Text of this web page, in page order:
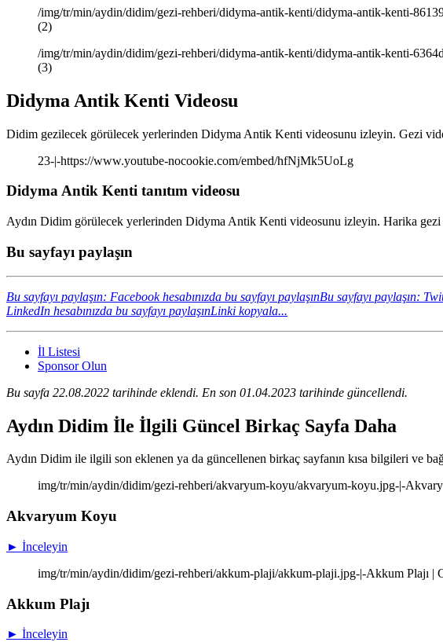
/img/tr/min/aydin/didim/gezi-rehberi/didyma-antik-kenti/didyma-antik-kenti-
(2)
/img/tr/min/aydin/didim/gezi-rehberi/didyma-antik-kenti/didyma-antik-kenti-
(3)
Didyma Antik Kenti Videosu
Didim gezilecek görülecek yerlerinden Didyma Antik Kenti videosunu izleyin. Gezi
23-|-https://www.youtube-nocookie.com/embed/hfNjMk5UoLg
Didyma Antik Kenti tanıtım videosu
Aydın Didim görülecek yerlerinden Didyma Antik Kenti videosunu izleyin. Harika gezi
Bu sayfayı paylaşın
Bu sayfayı paylaşın: Facebook hesabınızda bu sayfayı paylaşınBu sayfayı paylaşın:
LinkedIn hesabınızda bu sayfayı paylaşınLinki kopyala...
İl Listesi
Sponsor Olun
Bu sayfa 22.08.2022 tarihinde eklendi. En son 01.04.2023 tarihinde güncellendi.
Aydın Didim İle İlgili Güncel Birkaç Sayfa Daha
Aydın Didim ile ilgili son eklenen ya da güncellenen birkaç sayfanın kısa bilgileri ve
img/tr/min/aydin/didim/gezi-rehberi/akvaryum-koyu/akvaryum-koyu.jpg-|-
Akvaryum Koyu
► İnceleyin
img/tr/min/aydin/didim/gezi-rehberi/akkum-plaji/akkum-plaji.jpg-|-Akkum Plajı |
Akkum Plajı
► İnceleyin